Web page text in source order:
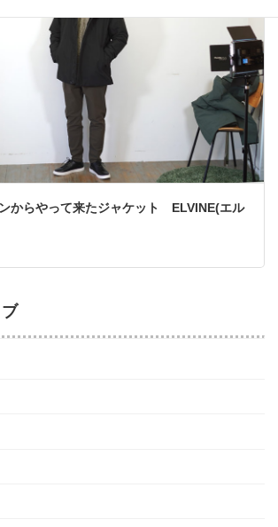
からやって来たジャケット ELVINE(エル